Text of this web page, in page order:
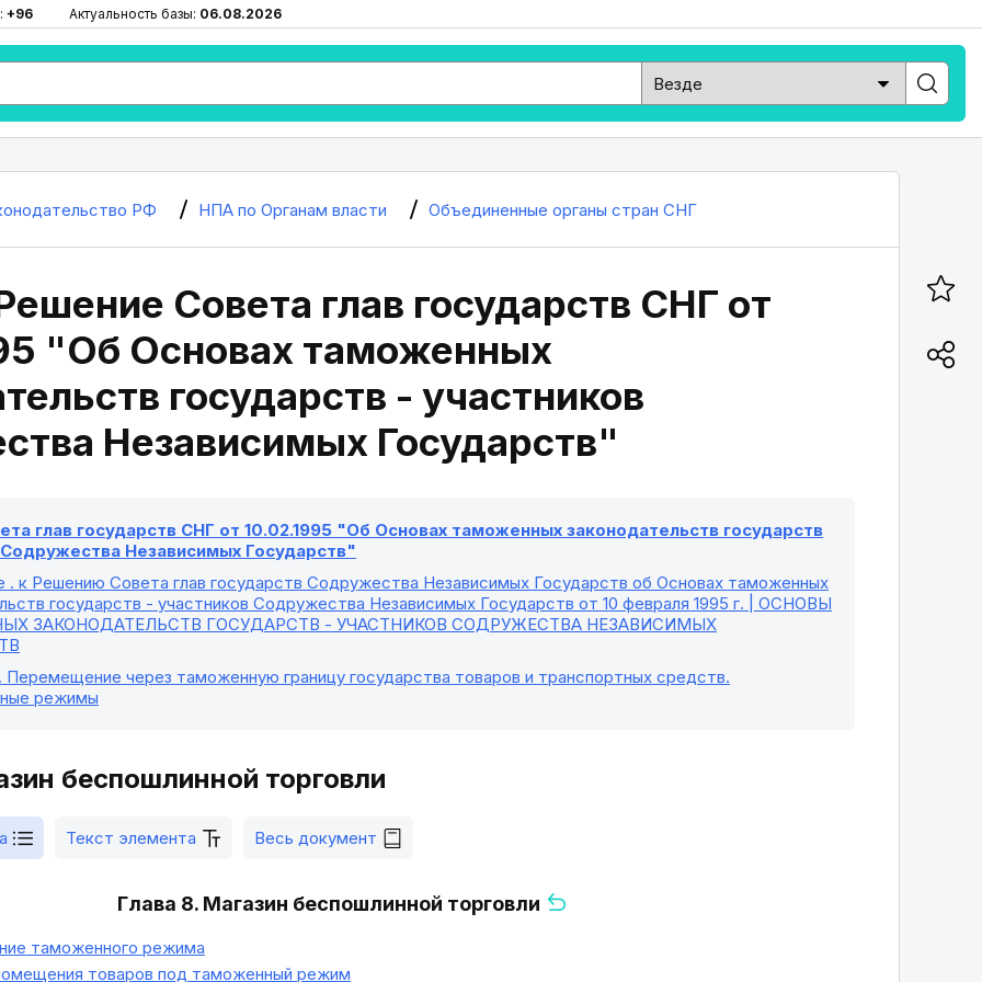
+96 Актуальность базы: 06.08.2026
РФ НПА по Органам власти Объединенные органы стран СНГ
Совета глав государств СНГ от
"Об Основах таможенных
государств - участников
Независимых Государств"
глав государств СНГ от 10.02.1995 "Об Основах таможенных законодательств государств
Независимых Государств"
. к Решению Совета глав государств Содружества Независимых Государств об Основах таможенных
государств - участников Содружества Независимых Государств от 10 февраля 1995 г. | ОСНОВЫ
ЗАКОНОДАТЕЛЬСТВ ГОСУДАРСТВ - УЧАСТНИКОВ СОДРУЖЕСТВА НЕЗАВИСИМЫХ
Перемещение через таможенную границу государства товаров и транспортных средств.
режимы
беспошлинной торговли
Текст элемента Весь документ
Глава 8. Магазин беспошлинной торговли
таможенного режима
товаров под таможенный режим